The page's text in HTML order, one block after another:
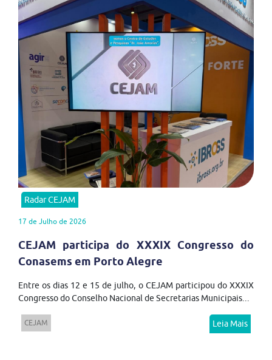
Radar CEJAM
17 de Julho de 2026
CEJAM participa do XXXIX Congresso do
Conasems em Porto Alegre
Entre os dias 12 e 15 de julho, o CEJAM participou do XXXIX
Congresso do Conselho Nacional de Secretarias Municipais...
CEJAM Leia Mais